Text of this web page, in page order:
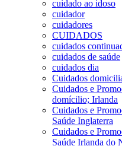
cuidado ao idoso
cuidador
cuidadores
CUIDADOS
cuidados
cuidados de saúde
cuidados dia
Cuidados
Cuidados e
domícilio; Irlanda
Cuidados e
Saúde Inglaterra
Cuidados e
Saúde Irlanda do